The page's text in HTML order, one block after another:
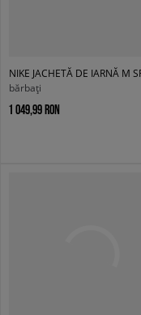
bărbați
1 049,99 RON